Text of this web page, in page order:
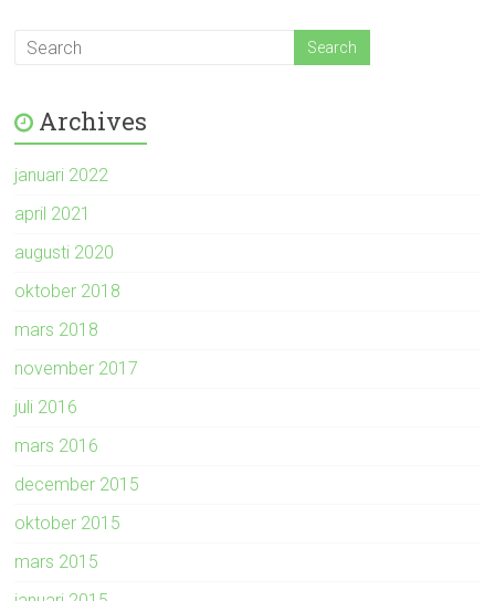
Archives
januari 2022
april 2021
augusti 2020
oktober 2018
mars 2018
november 2017
juli 2016
mars 2016
december 2015
oktober 2015
mars 2015